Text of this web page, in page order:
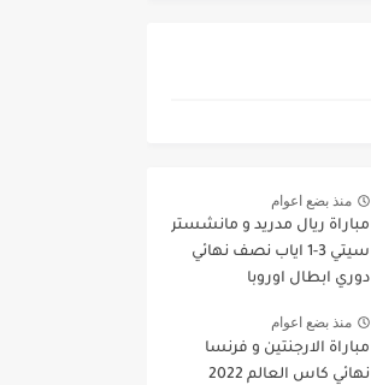
منذ بضع اعوام
مباراة ريال مدريد و مانشستر
سيتي 3-1 اياب نصف نهائي
دوري ابطال اوروبا
منذ بضع اعوام
مباراة الارجنتين و فرنسا
نهائي كاس العالم 2022